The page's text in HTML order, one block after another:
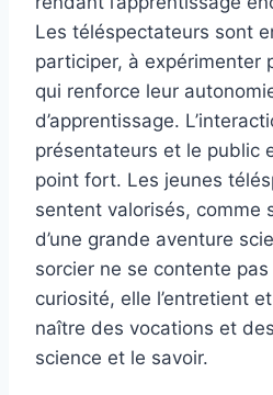
Les téléspectateurs sont
participer, à expérimenter
qui renforce leur
d’apprentissage.
présentateurs et le public
point fort. Les jeunes
sentent valorisés, comme
d’une grande aventure
sorcier ne se contente pas
curiosité, elle l’entretient
naître des vocations et
science et le savoir.